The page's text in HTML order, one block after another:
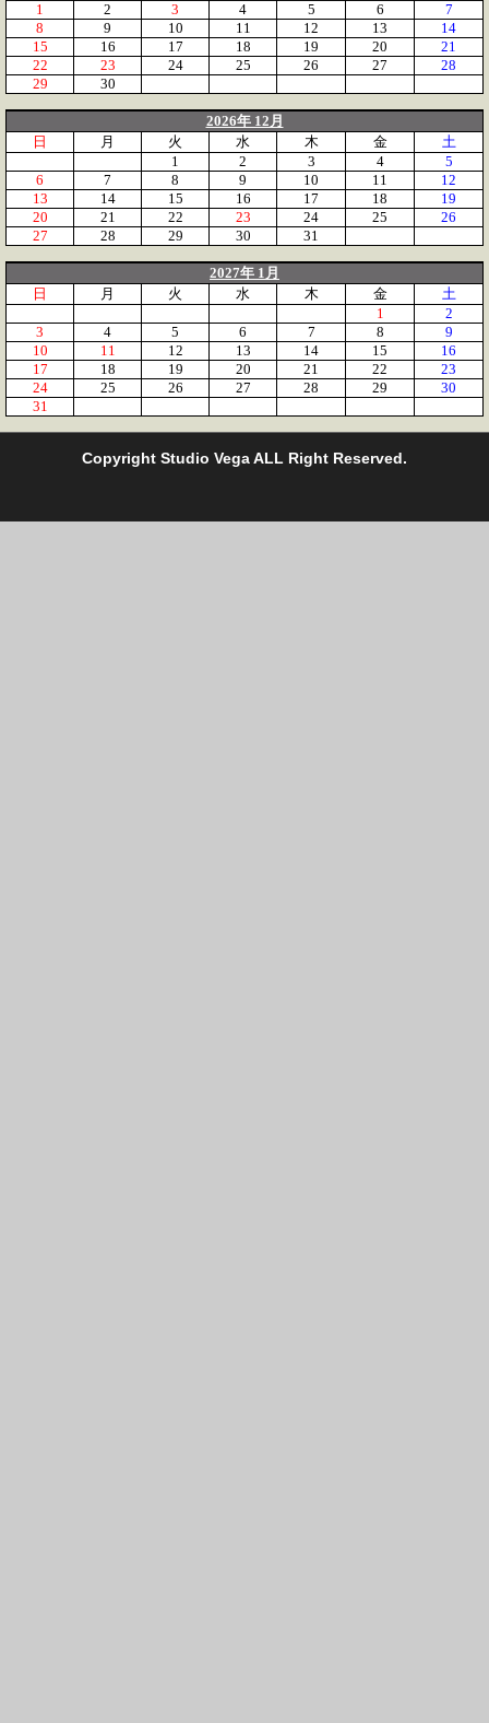
1
2 3 4 5 6
7
8
9 10 11 12 13
14
15
16 17 18 19 20
21
22
23 24 25 26 27
28
29
30
2026年 12月
日
月 火 水 木 金
土
1
2 3 4
5
6
7 8 9 10 11
12
13
14 15 16 17 18
19
20
21 22 23 24 25
26
27
28 29 30 31
2027年 1月
日
月 火 水 木 金
土
1
2
3
4 5 6 7 8
9
10
11 12 13 14 15
16
17
18 19 20 21 22
23
24
25 26 27 28 29
30
31
Copyright Studio Vega ALL Right Reserved.